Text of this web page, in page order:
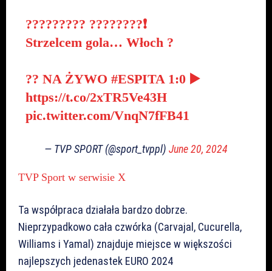
????????? ????????❗
Strzelcem gola… Włoch ?
?? NA ŻYWO #ESPITA1:0 ▶️
https://t.co/2xTR5Ve43H
pic.twitter.com/VnqN7fFB41
— TVP SPORT (@sport_tvppl) June 20, 2024
TVP Sport w serwisie X
Ta współpraca działała bardzo dobrze.
Nieprzypadkowo cała czwórka (Carvajal, Cucurella,
Williams i Yamal) znajduje miejsce w większości
najlepszych jedenastek EURO 2024